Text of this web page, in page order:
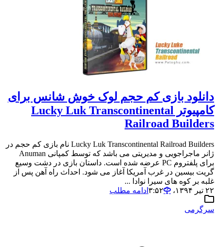
دانلود بازی کم حجم لوک خوش شانس برای
کامپیوتر Lucky Luk Transcontinental
Railroad Builders
Lucky Luk Transcontinental Railroad Builders نام بازی کم حجم در
ژانر ماجراجویی و مدیریتی می باشد که توسط کمپانی Anuman
برای پلفتروم PC عرضه شده است. داستان بازی در دشت وسیع
گریت بیسین در غرب آمریکا آغاز می شود. احداث راه آهن پس از
غلبه بر کوه های سیرا نوادا ...
۲۲ تیر ۱۳۹۴،‏ ۳:۵۲
ادامه مطلب
سرگرمی